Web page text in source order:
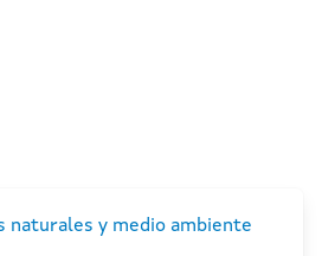
y medio ambiente